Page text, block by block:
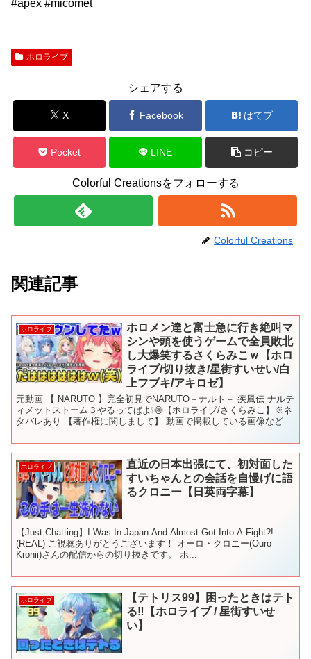
#apex #micomet
ホロライブ
シェアする
X Facebook はてブ
Pocket LINE コピー
Colorful Creationsをフォローする
Colorful Creations
関連記事
ホロライブ
ホロメン達と富士急に行き絶叫マ
シンや頭を使うゲームで全員敗北
し大爆笑するさくらみこｗ【ホロ
ライブ/切り抜き/星街すいせい/白
上フブキ/アキロゼ】
元動画 【 NARUTO 】完全初見でNARUTO－ナルト－ 疾風伝 ナルテ
ィメットストーム３やるってばよ❕🍥【ホロライブ/さくらみこ】※ネ
タバレあり 【著作権に関しまして】 動画で掲載している画像などの
ホロライブ
直近の日本出張にて、初対面した
すいちゃんとの会話を自慢げに語
るクロニー【日英両字幕】
【Just Chatting】I Was In Japan And Almost Got Into A Fight?!
(REAL) ご視聴ありがとうございます！ オーロ・クロニー(Ouro
Kronii)さんの配信からの切り抜きです。 ホ...
ホロライブ
【テトリス99】困ったときはテト
る‼【ホロライブ / 星街すいせ
い】